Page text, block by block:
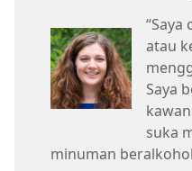
atau
Saya
suka
minuman